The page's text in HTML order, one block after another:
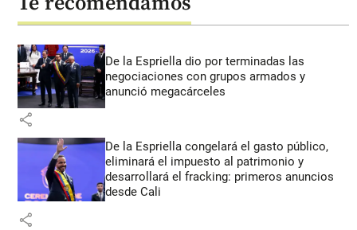
De la Espriella dio por terminadas las
negociaciones con grupos armados y
anunció megacárceles
share
De la Espriella congelará el gasto público,
eliminará el impuesto al patrimonio y
desarrollará el fracking: primeros anuncios
desde Cali
share